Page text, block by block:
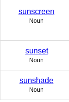
sunscreen
Noun
sunset
Noun
sunshade
Noun